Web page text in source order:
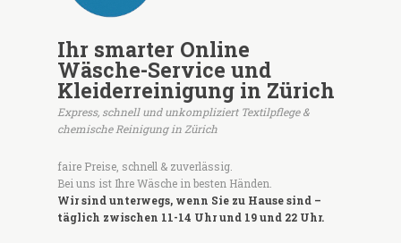
Ihr smarter Online
Wäsche-Service und
Kleiderreinigung in Zürich
Express, schnell und unkompliziert Textilpflege &
chemische Reinigung in Zürich
faire Preise, schnell & zuverlässig.
Bei uns ist Ihre Wäsche in besten Händen.
Wir sind unterwegs, wenn Sie zu Hause sind –
täglich zwischen 11-14 Uhr und 19 und 22 Uhr.